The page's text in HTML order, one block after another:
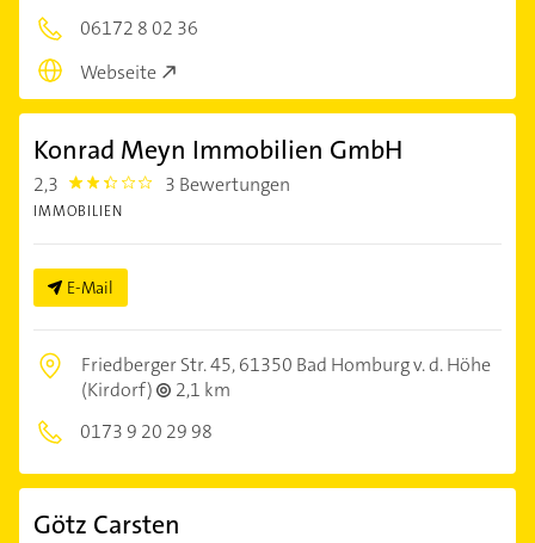
06172 8 02 36
Webseite
Konrad Meyn Immobilien GmbH
2,3 2.3 3 Bewertungen
IMMOBILIEN
E-Mail
Friedberger Str. 45,61350 Bad Homburg v. d. Höhe
(Kirdorf)
2,1 km
0173 9 20 29 98
Götz Carsten